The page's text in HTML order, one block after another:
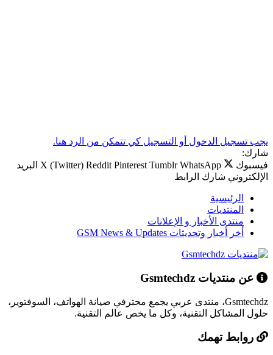
يجب تسجيل الدخول أو التسجيل كي تتمكن من الرد هنا.
شارك:
فيسبوك
X (Twitter) Reddit Pinterest Tumblr WhatsApp
البريد
الإلكتروني شارك الرابط
الرئيسية
المنتديات
منتدى الأخبار و الإعلانات
أخر أخبار وتحديثات GSM News & Updates
عن منتديات Gsmtechdz
Gsmtechdz، منتدى عربي يجمع محترفي صيانة الهواتف، السوفتوير،
حلول المشاكل التقنية، وكل ما يخص عالم التقنية.
روابط تهمك